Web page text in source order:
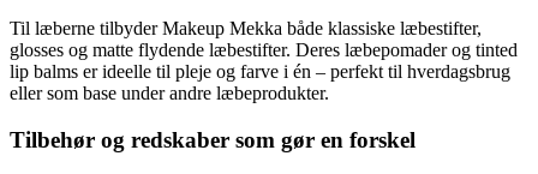
Til læberne tilbyder Makeup Mekka både klassiske læbestifter,
glosses og matte flydende læbestifter. Deres læbepomader og tinted
lip balms er ideelle til pleje og farve i én – perfekt til hverdagsbrug
eller som base under andre læbeprodukter.
Tilbehør og redskaber som gør en forskel